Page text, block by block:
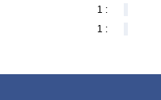
1 :
1 :